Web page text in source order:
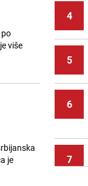
više
je
15
4
5
6
7